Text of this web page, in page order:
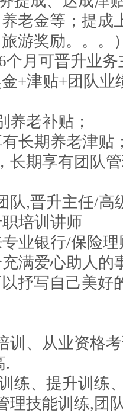
老金等；提成
游奖励。。。
个月可晋升业
+津贴+团队
养老补贴；
长期养老津贴
长期享有团队
队,晋升主任/高
培训讲师
业银行/保险
满爱心助人的
抒写自己美好
训、从业资格
.
练、提升训练
理技能训练,团